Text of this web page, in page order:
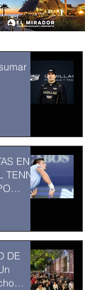
EN
TENNIS
DE